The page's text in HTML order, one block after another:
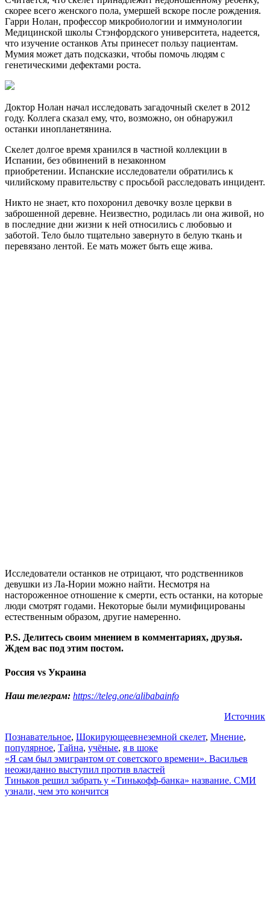
скорее всего женского пола, умершей вскоре после рождения.
Гарри Нолан, профессор микробиологии и иммунологии
Медицинской школы Стэнфордского университета, надеется,
что изучение останков Аты принесет пользу пациентам.
Мумия может дать подсказки, чтобы помочь людям с
генетическими дефектами роста.
Доктор Нолан начал исследовать загадочный скелет в 2012
году. Коллега сказал ему, что, возможно, он обнаружил
останки инопланетянина.
Скелет долгое время хранился в частной коллекции в
Испании, без обвинений в незаконном
приобретении. Испанские исследователи обратились к
чилийскому правительству с просьбой расследовать инцидент.
Никто не знает, кто похоронил девочку возле церкви в
заброшенной деревне. Неизвестно, родилась ли она живой, но
в последние дни жизни к ней относились с любовью и
заботой. Тело было тщательно завернуто в белую ткань и
перевязано лентой. Ее мать может быть еще жива.
Исследователи останков не отрицают, что родственников
девушки из Ла-Нории можно найти. Несмотря на
настороженное отношение к смерти, есть останки, на которые
люди смотрят годами. Некоторые были мумифицированы
естественным образом, другие намеренно.
P.S. Делитесь своим мнением в комментариях, друзья.
Ждем вас под этим постом.
Россия vs Украина
Наш телеграм: https://teleg.one/alibabainfo
Источник
Познавательное, Шокирующеевнеземной скелет, Мнение,
популярное, Тайна, учёные, я в шоке
Навигация
по
записям
«Я сам был эмигрантом от советского времени». Васильев
неожиданно выступил против властей
Тиньков решил забрать у «Тинькофф-банка» название. СМИ
узнали, чем это кончится